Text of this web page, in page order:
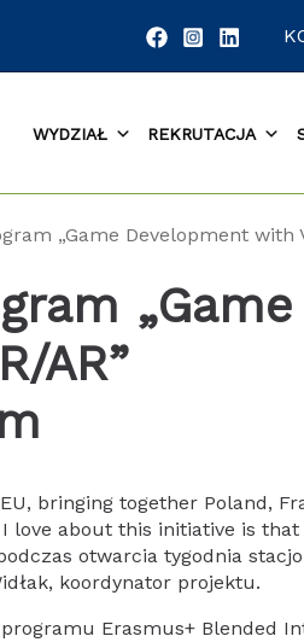
WYDZIAŁ REKRUTACJA
„Game Development with
„Game
AR”
bringing together Poland,
about this initiative is that
otwarcia tygodnia
koordynator projektu.
Erasmus+ Blended